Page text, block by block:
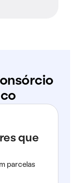
que
parcelas